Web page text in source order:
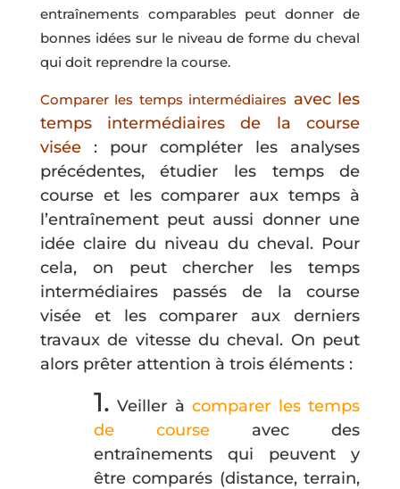
entraînements comparables peut donner de
bonnes idées sur le niveau de forme du cheval
qui doit reprendre la course.
Comparer les temps intermédiaires avec les
temps intermédiaires de la course
visée: pour compléter les analyses
précédentes, étudier les temps de
course et les comparer aux temps à
l’entraînement peut aussi donner une
idée claire du niveau du cheval. Pour
cela, on peut chercher les temps
intermédiaires passés de la course
visée et les comparer aux derniers
travaux de vitesse du cheval. On peut
alors prêter attention à trois éléments :
1. Veiller àcomparer les temps
de courseavec des
entraînements qui peuvent y
être comparés (distance, terrain,